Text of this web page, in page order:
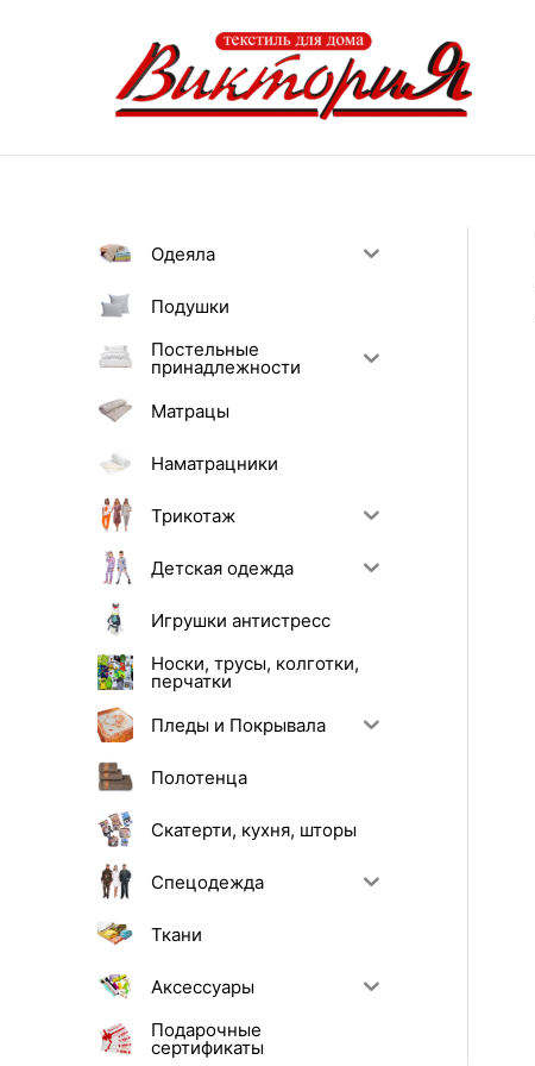
Одеяла
Подушки
Постельные
принадлежности
Матрацы
Наматрацники
Трикотаж
Детская одежда
Игрушки антистресс
Носки, трусы, колготки,
перчатки
Пледы и Покрывала
Полотенца
Скатерти, кухня, шторы
Спецодежда
Ткани
Аксессуары
Подарочные
сертификаты